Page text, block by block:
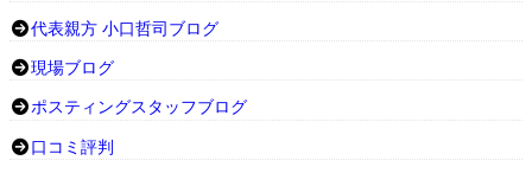
代表親方 小口哲司ブログ
現場ブログ
ポスティングスタッフブログ
口コミ評判